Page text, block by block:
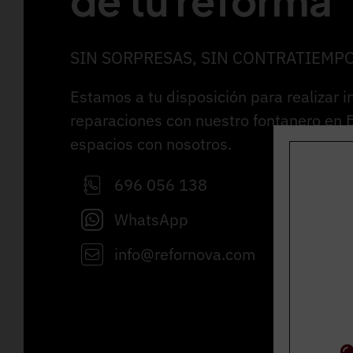
SIN SORPRESAS, SIN
Estamos a tu disposición para realizar
reparaciones con nuestro fontanero en
espacios con nosotros.
696 056 138
WhatsApp
info@refornova.com